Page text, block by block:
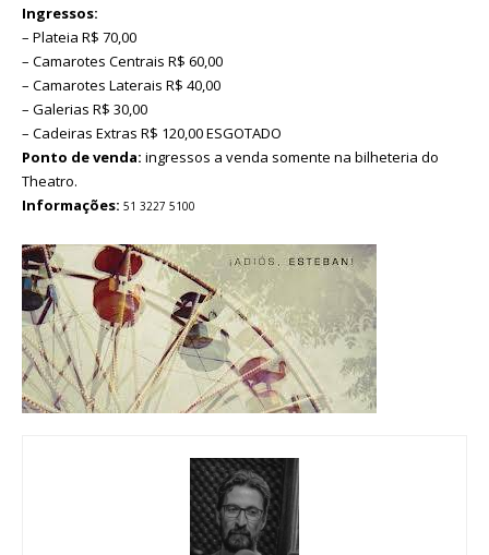
Ingressos:
– Plateia R$ 70,00
– Camarotes Centrais R$ 60,00
– Camarotes Laterais R$ 40,00
– Galerias R$ 30,00
– Cadeiras Extras R$ 120,00 ESGOTADO
Ponto de venda: ingressos a venda somente na bilheteria do
Theatro.
Informações: 51 3227 5100